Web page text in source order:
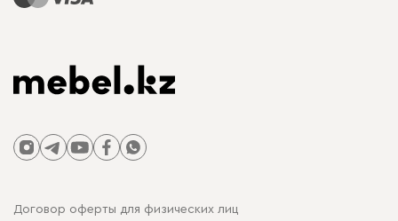
Договор оферты для физических лиц